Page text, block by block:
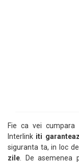
Fie ca vei cumpara
Interlink iti
siguranta ta, in loc
zile. De asemenea